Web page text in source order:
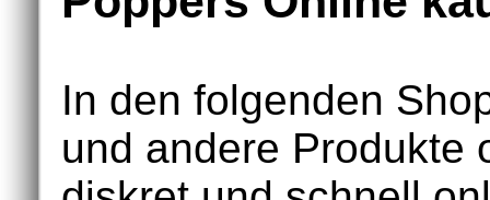
In den folgenden
und andere Produkte